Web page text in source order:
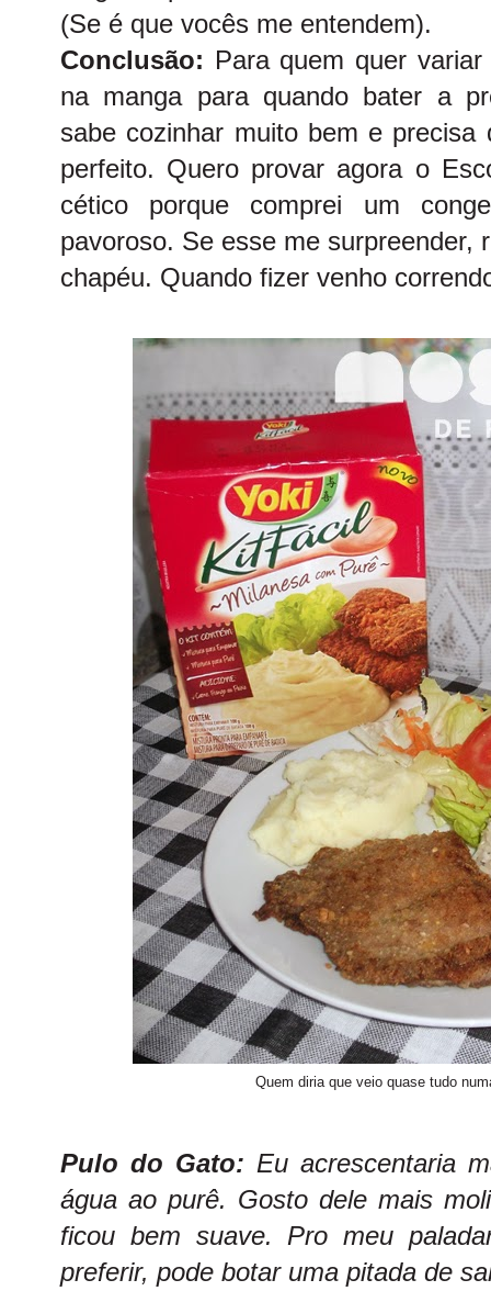
(Se é que vocês me entendem).
Conclusão: Para quem quer
na manga para quando bater a
sabe cozinhar muito bem e
perfeito. Quero provar agora o
cético porque comprei um
pavoroso. Se esse me surpreender,
chapéu. Quando fizer venho
Quem diria que veio quase tudo
Pulo do Gato: Eu acrescentaria
água ao purê. Gosto dele mais
ficou bem suave. Pro meu
preferir, pode botar uma pitada de